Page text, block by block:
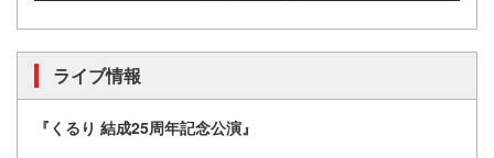
ライブ情報
『くるり 結成25周年記念公演』